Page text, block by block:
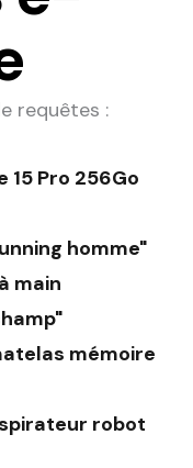
requêtes :
15 Pro 256Go
homme"
main
mémoire
robot